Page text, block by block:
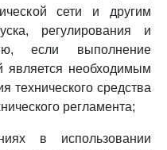
сети и другим
регулирования и
если выполнение
является необходимым
технического средства
регламента;
в использовании